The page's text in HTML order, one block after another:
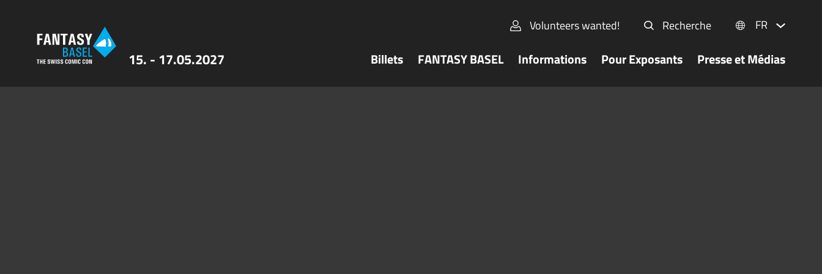
15. - 17.05.2027
Volunteers wanted! Recherche FR
Billets FANTASY BASEL Informations Pour Exposants Presse et Médias